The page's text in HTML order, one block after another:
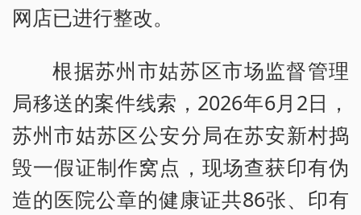
网店已进行整改。
根据苏州市姑苏区市场监督管理
局移送的案件线索，2026年6月2日，
苏州市姑苏区公安分局在苏安新村捣
毁一假证制作窝点，现场查获印有伪
造的医院公章的健康证共86张、印有